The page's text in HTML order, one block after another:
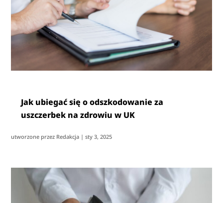
Jak ubiegać się o odszkodowanie za
uszczerbek na zdrowiu w UK
utworzone przez Redakcja |sty 3, 2025